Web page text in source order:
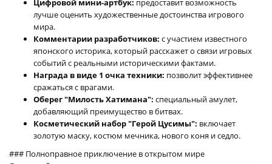
Цифровой мини-артбук: предоставит возможность
лучше оценить художественные достоинства игрового
мира.
Комментарии разработчиков: с участием известного
японского историка, который расскажет о связи игровых
событий с реальными историческими фактами.
Награда в виде 1 очка техники: позволит эффективнее
сражаться с врагами.
Оберег "Милость Хатимана": специальный амулет,
добавляющий преимущество в битвах.
Косметический набор "Герой Цусимы": включает
золотую маску, костюм мечника, нового коня и седло.
### Полноправное приключение в открытом мире